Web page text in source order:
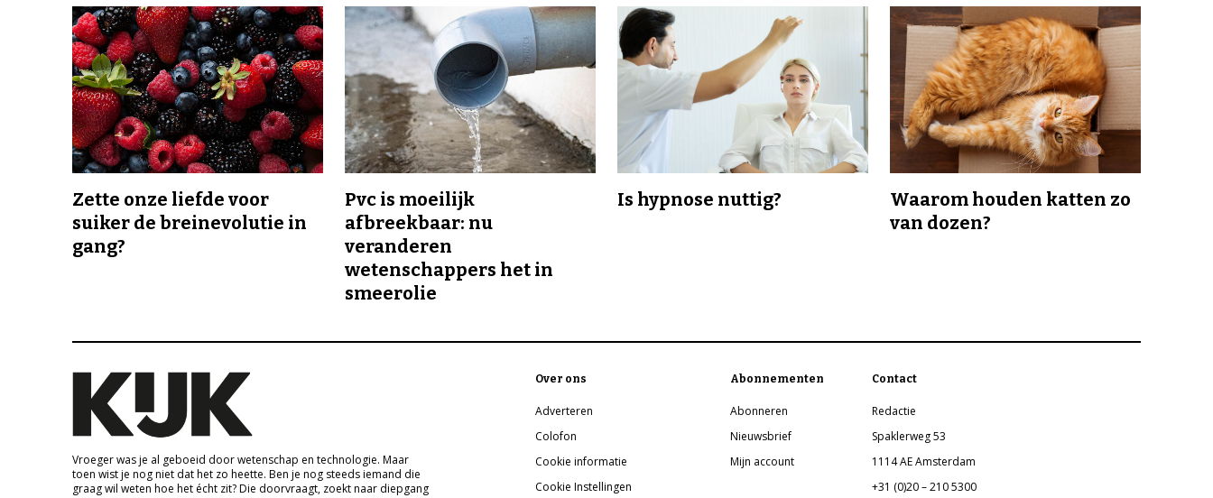
Zette onze liefde voor
suiker de breinevolutie in
gang?
Pvc is moeilijk
afbreekbaar: nu
veranderen
wetenschappers het in
smeerolie
Is hypnose nuttig?
Waarom houden katten zo
van dozen?
Vroeger was je al geboeid door wetenschap en technologie. Maar
toen wist je nog niet dat het zo heette. Ben je nog steeds iemand die
graag wil weten hoe het écht zit? Die doorvraagt, zoekt naar diepgang
Over ons
Adverteren
Colofon
Cookie informatie
Cookie Instellingen
Abonnementen
Abonneren
Nieuwsbrief
Mijn account
Contact
Redactie
Spaklerweg 53
1114 AE Amsterdam
+31 (0)20 – 210 5300